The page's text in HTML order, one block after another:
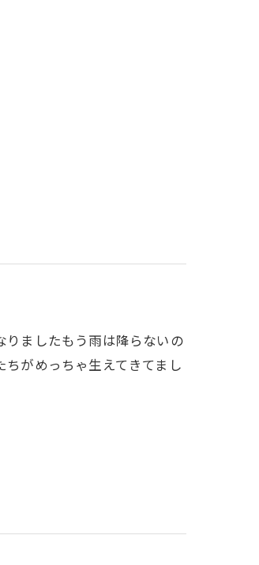
ましたもう雨は降らないの
がめっちゃ生えてきてまし